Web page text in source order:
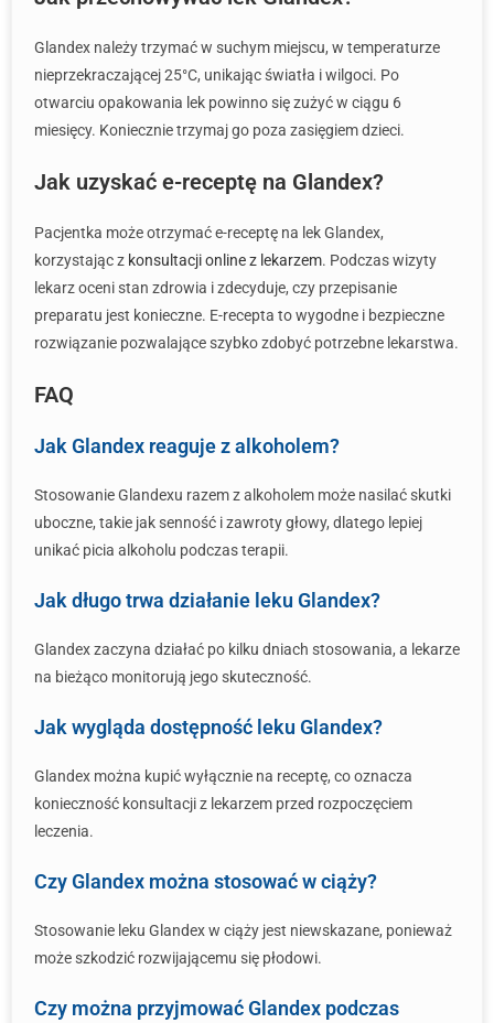
Glandex należy trzymać w suchym miejscu, w temperaturze
nieprzekraczającej 25°C, unikając światła i wilgoci. Po
otwarciu opakowania lek powinno się zużyć w ciągu 6
miesięcy. Koniecznie trzymaj go poza zasięgiem dzieci.
Jak uzyskać e-receptę na Glandex?
Pacjentka może otrzymać e-receptę na lek Glandex,
korzystając z konsultacji online z lekarzem. Podczas wizyty
lekarz oceni stan zdrowia i zdecyduje, czy przepisanie
preparatu jest konieczne. E-recepta to wygodne i bezpieczne
rozwiązanie pozwalające szybko zdobyć potrzebne lekarstwa.
FAQ
Jak Glandex reaguje z alkoholem?
Stosowanie Glandexu razem z alkoholem może nasilać skutki
uboczne, takie jak senność i zawroty głowy, dlatego lepiej
unikać picia alkoholu podczas terapii.
Jak długo trwa działanie leku Glandex?
Glandex zaczyna działać po kilku dniach stosowania, a lekarze
na bieżąco monitorują jego skuteczność.
Jak wygląda dostępność leku Glandex?
Glandex można kupić wyłącznie na receptę, co oznacza
konieczność konsultacji z lekarzem przed rozpoczęciem
leczenia.
Czy Glandex można stosować w ciąży?
Stosowanie leku Glandex w ciąży jest niewskazane, ponieważ
może szkodzić rozwijającemu się płodowi.
Czy można przyjmować Glandex podczas